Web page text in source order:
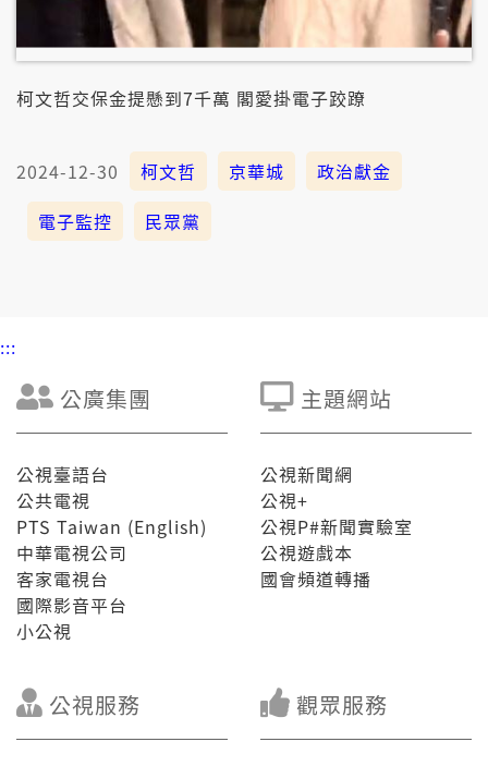
柯文哲交保金提懸到7千萬 閣愛掛電子跤蹽
2024-12-30 柯文哲 京華城
政治獻金
電子監控
民眾黨
:::
公廣集團
公視臺語台
公共電視
PTS Taiwan (English)
中華電視公司
客家電視台
國際影音平台
小公視
主題網站
公視新聞網
公視+
公視P#新聞實驗室
公視遊戲本
國會頻道轉播
公視服務 觀眾服務